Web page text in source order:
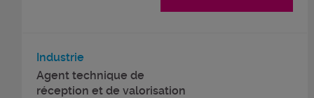
Industrie
Agent technique de
réception et de valorisation